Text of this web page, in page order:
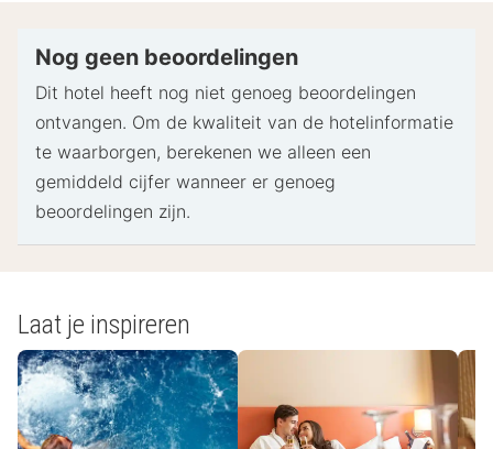
pinpas of borgsom in contanten te verstrekken
Speciale verzoeken worden onder voorbehoud van
beschikbaarheid bij het inchecken ingewilligd.
Hiervoor kunnen extra kosten in rekening worden
gebracht. Speciale verzoeken kunnen niet worden
gegarandeerd.
- Speciale instructies:
De receptie is op de volgende tijden geopend:
Maandag - zondag: 07.00 uur - 11.00 uur
Nog geen beoordelingen
Dit hotel heeft nog niet genoeg beoordelingen
ontvangen. Om de kwaliteit van de hotelinformatie
te waarborgen, berekenen we alleen een
gemiddeld cijfer wanneer er genoeg
beoordelingen zijn.
Laat je inspireren